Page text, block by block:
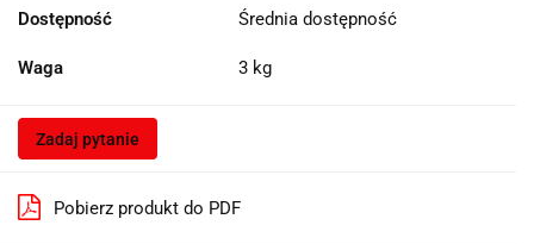
Dostępność Średnia dostępność
Waga 3 kg
Zadaj pytanie
Pobierz produkt do PDF